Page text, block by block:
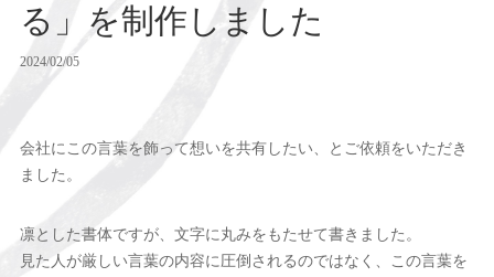
る」を制作しました
2024/02/05
会社にこの言葉を飾って想いを共有したい、とご依頼をいただき
ました。
凛とした書体ですが、文字に丸みをもたせて書きました。
見た人が厳しい言葉の内容に圧倒されるのではなく、この言葉を